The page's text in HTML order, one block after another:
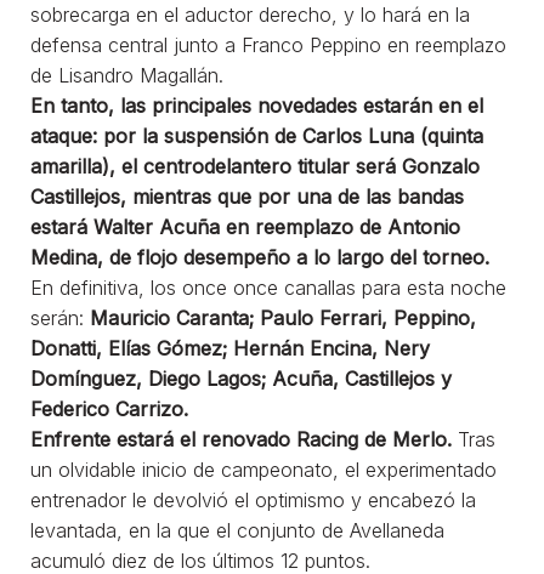
sobrecarga en el aductor derecho, y lo hará en la
defensa central junto a Franco Peppino en reemplazo
de Lisandro Magallán.
En tanto, las principales novedades estarán en el
ataque: por la suspensión de Carlos Luna (quinta
amarilla), el centrodelantero titular será Gonzalo
Castillejos, mientras que por una de las bandas
estará Walter Acuña en reemplazo de Antonio
Medina, de flojo desempeño a lo largo del torneo.
En definitiva, los once once canallas para esta noche
serán: Mauricio Caranta; Paulo Ferrari, Peppino,
Donatti, Elías Gómez; Hernán Encina, Nery
Domínguez, Diego Lagos; Acuña, Castillejos y
Federico Carrizo.
Enfrente estará el renovado Racing de Merlo. Tras
un olvidable inicio de campeonato, el experimentado
entrenador le devolvió el optimismo y encabezó la
levantada, en la que el conjunto de Avellaneda
acumuló diez de los últimos 12 puntos.